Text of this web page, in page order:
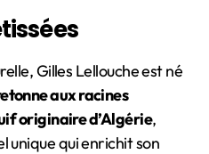
Gilles Lellouche est né
aux racines
originaire d’Algérie,
unique qui enrichit son